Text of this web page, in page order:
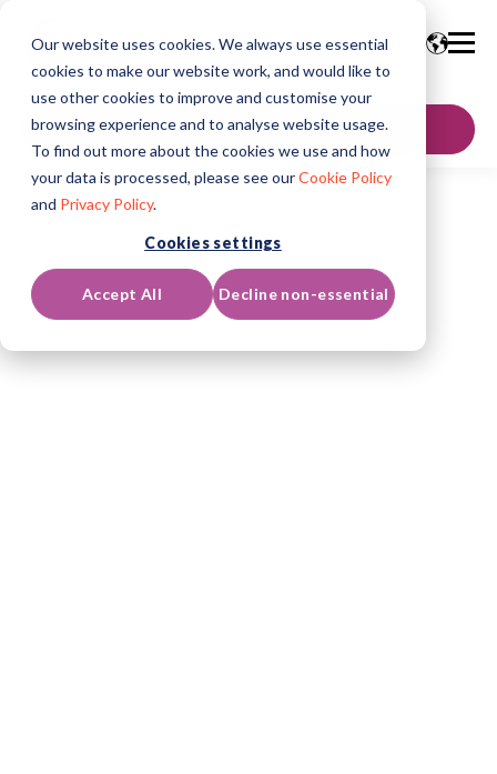
Our website uses cookies. We always use essential
cookies to make our website work, and would like to
use other cookies to improve and customise your
browsing experience and to analyse website usage.
To find out more about the cookies we use and how
your data is processed, please see ourCookie Policy
and Privacy Policy.
Cookies settings
Accept All Decline non-essential
お問い合わせ